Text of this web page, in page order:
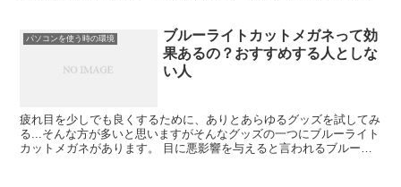
パソコンを使う時の環境
ブルーライトカットメガネって効
果あるの？おすすめする人としな
い人
疲れ目を少しでも良くするために、ありとあらゆるグッズを試してみ
る...そんな方が多いと思いますがそんなグッズの一つにブルーライト
カットメガネがあります。 目に悪影響を与えると言われるブルーラ